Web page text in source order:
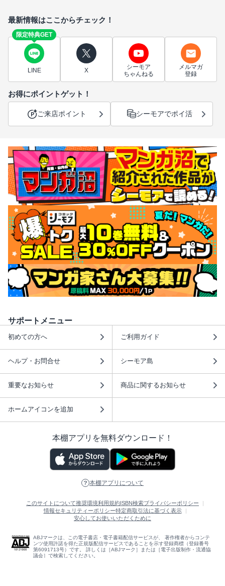
最新情報はここからチェック！
限定特典GET
LINE X
シーモア
ちゃんねる
メルマガ
登録
お得にポイントゲット！
ご来店ポイント シーモアでポイ活
サポートメニュー
初めての方へ ご利用ガイド
ヘルプ・お問合せ シーモア島
重要なお知らせ 商品に関するお知らせ
ホームアイコンを追加
本棚アプリを無料ダウンロード！
本棚アプリについて
このサイトについて推奨環境利用規約ISBN検索プライバシーポリシー
情報セキュリティーポリシー特定商取引法に基づく表示
安心してお使いいただくために
ABJマークは、この電子書店・電子書籍配信サービスが、 著作権者からコンテ
ンツ使用許諾を得た正規版配信サービスであることを示す登録商標（登録番号
第6091713号）です。 詳しくは［ABJマーク］または［電子出版制作・流通協
議会］で検索してください。